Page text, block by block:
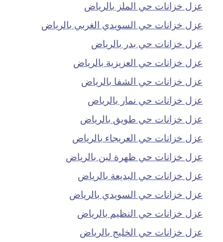
عزل خزانات حي الملز بالرياض
عزل خزانات حي السويدي الغربي بالرياض
عزل خزانات حي بدر بالرياض
عزل خزانات حي العزيزية بالرياض
عزل خزانات حي الشفا بالرياض
عزل خزانات حي نمار بالرياض
عزل خزانات حي طويق بالرياض
عزل خزانات حي العريجاء بالرياض
عزل خزانات حي ظهرة لبن بالرياض
عزل خزانات حي البديعة بالرياض
عزل خزانات حي السويدي بالرياض
عزل خزانات حي النظيم بالرياض
عزل خزانات حي الخليج بالرياض